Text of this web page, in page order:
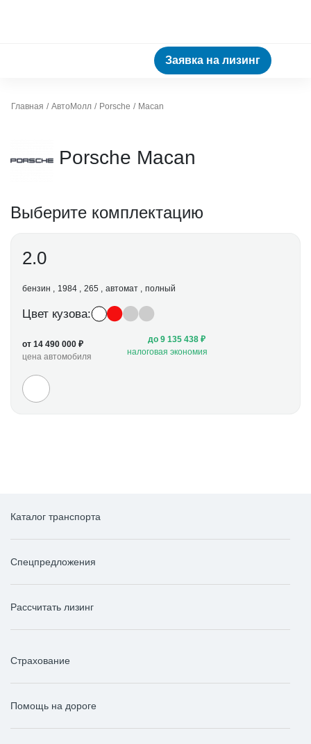
Заявка на лизинг
Главная АвтоМолл Porsche Macan
Porsche Macan
Выберите комплектацию
2.0
бензин 1984 265 автомат полный
Цвет кузова:
от 14 490 000 ₽
цена автомобиля
до 9 135 438 ₽
налоговая экономия
Каталог транспорта
Спецпредложения
Рассчитать лизинг
Страхование
Помощь на дороге